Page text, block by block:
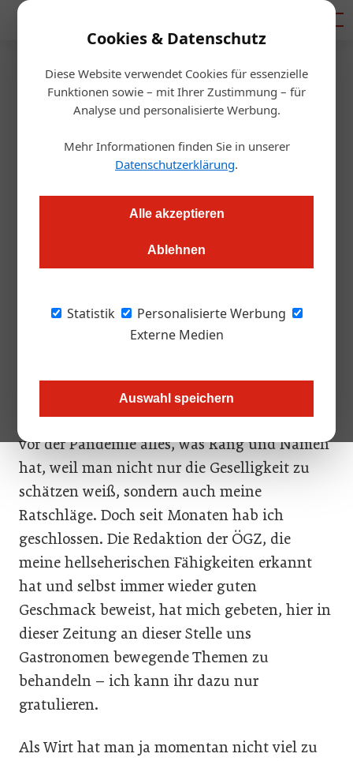
Cookies & Datenschutz
Diese Website verwendet Cookies für essenzielle
Funktionen sowie – mit Ihrer Zustimmung – für
Analyse und personalisierte Werbung.
Mehr Informationen finden Sie in unserer
Datenschutzerklärung.
Alle akzeptieren
Ablehnen
Statistik
Personalisierte Werbung
Externe Medien
Auswahl speichern
Startseite/Allgemein
Korkenzieher: Der Fluch der
Pharaonen
Die ÖGZ hat einen neuen Kolumnisten. Und er ist eine
wahre figurative Persönlichkeit! Hubertus Mantel berichtet
dem sich das "Who's Who" der Branche die Klinke in die Hand
bin der Wirt vom Gasthaus zur trüben
Glaskugel. Nomen est omen – bei mir traf sich
vor der Pandemie alles, was Rang und Namen
hat, weil man nicht nur die Geselligkeit zu
schätzen weiß, sondern auch meine
Ratschläge. Doch seit Monaten hab ich
geschlossen. Die Redaktion der ÖGZ, die
meine hellseherischen Fähigkeiten erkannt
hat und selbst immer wieder guten
Geschmack beweist, hat mich gebeten, hier in
dieser Zeitung an dieser Stelle uns
Gastronomen bewegende Themen zu
behandeln – ich kann ihr dazu nur
gratulieren.
Als Wirt hat man ja momentan nicht viel zu